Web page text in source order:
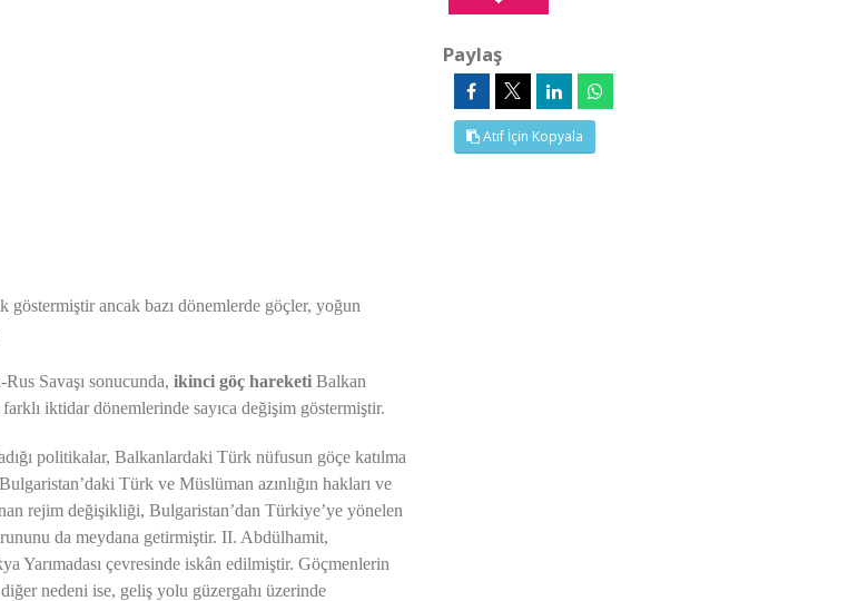
ancak bazı dönemlerde göçler, yoğun
Savaşı sonucunda, ikinci göç hareketi Balkan
farklı iktidar dönemlerinde sayıca değişim göstermiştir.
politikalar, Balkanlardaki Türk nüfusun göçe katılma
Türk ve Müslüman azınlığın hakları ve
rejim değişikliği, Bulgaristan’dan Türkiye’ye yönelen
da meydana getirmiştir. II. Abdülhamit,
Yarımadası çevresinde iskân edilmiştir. Göçmenlerin
nedeni ise, geliş yolu güzergahı üzerinde
Paylaş
Atıf İçin Kopyala